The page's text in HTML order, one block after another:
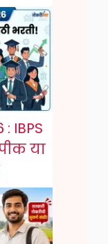
IBPS
या